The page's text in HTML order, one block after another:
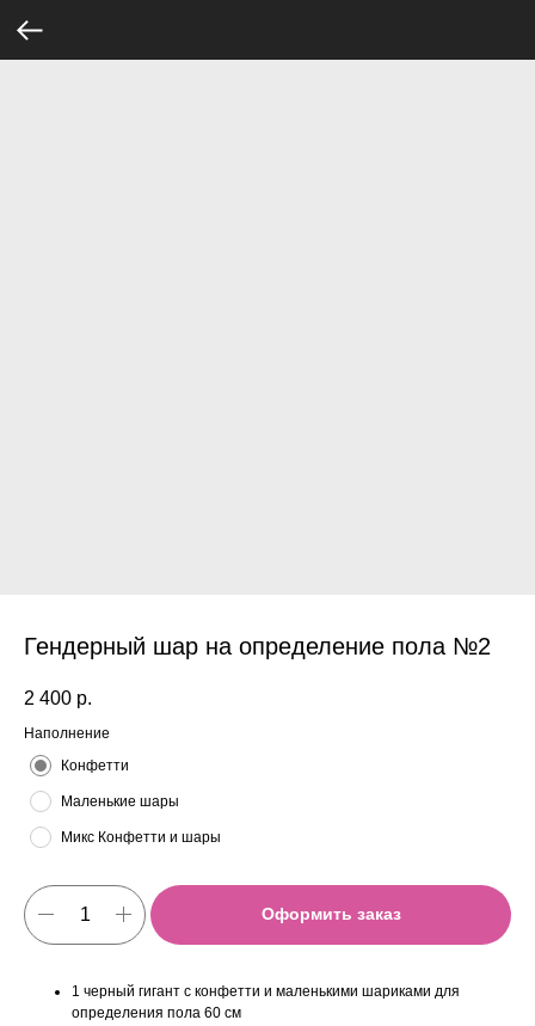
Гендерный шар на определение пола №2
2 400 р.
Наполнение
Конфетти
Маленькие шары
Микс Конфетти и шары
Оформить заказ
1 черный гигант с конфетти и маленькими шариками для
определения пола 60 см